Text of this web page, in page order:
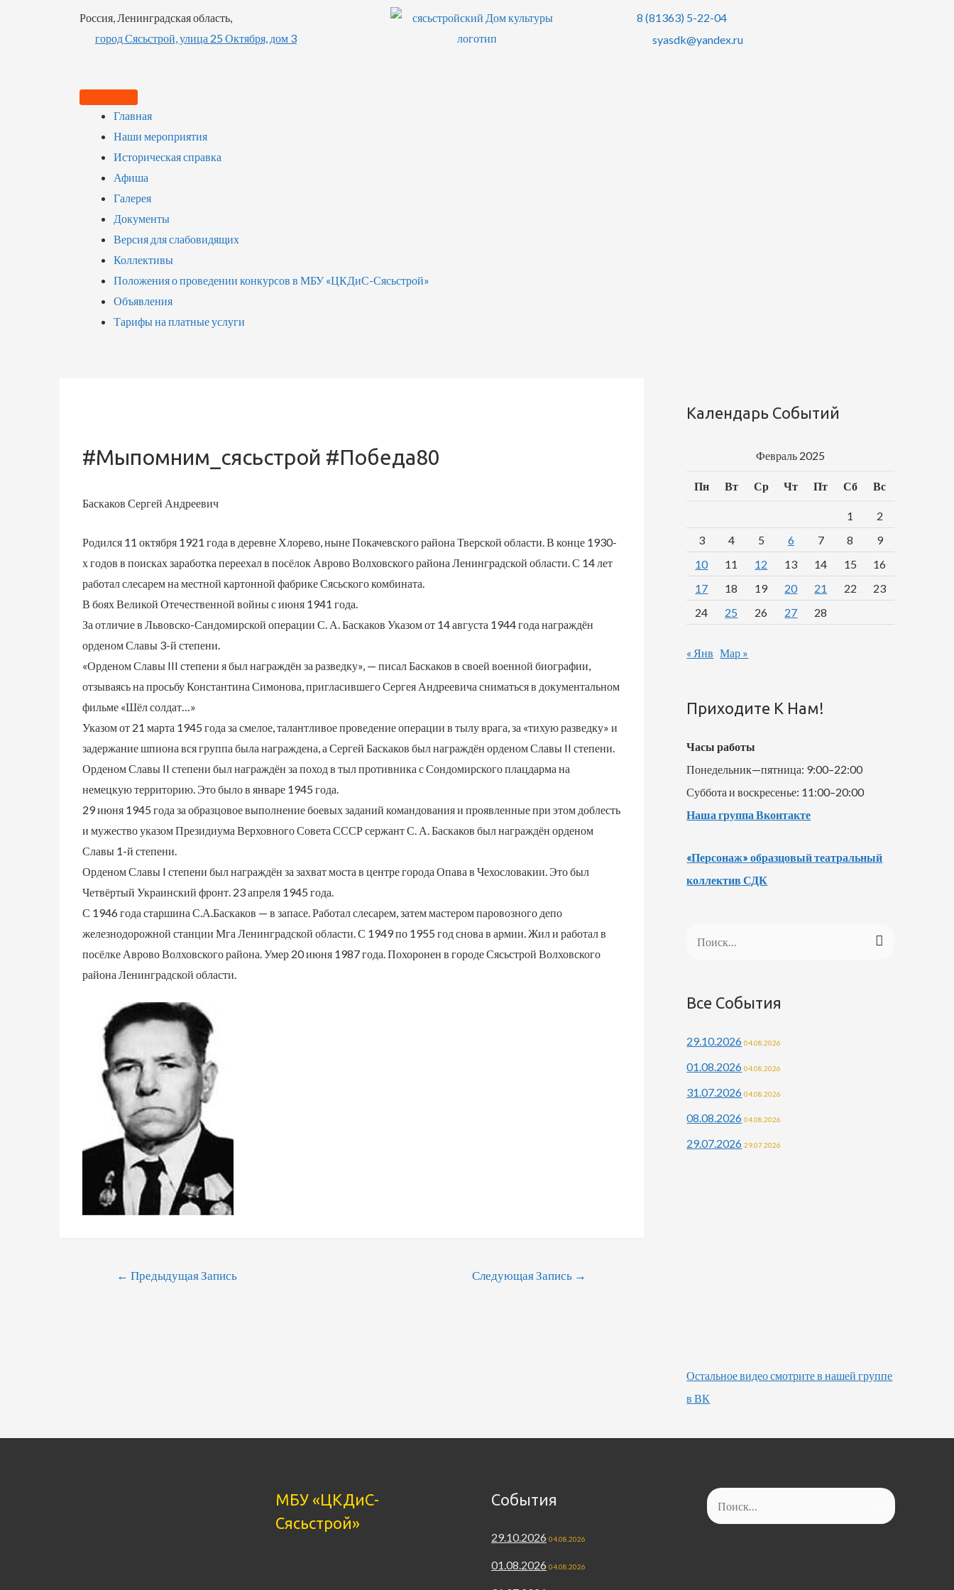
Россия, Ленинградская область,
город Сясьстрой, улица 25 Октября, дом 3
8 (81363) 5-22-04
syasdk@yandex.ru
Главная
Наши мероприятия
Историческая справка
Афиша
Галерея
Документы
Версия для слабовидящих
Коллективы
Положения о проведении конкурсов в МБУ «ЦКДиС-Сясьстрой»
Объявления
Тарифы на платные услуги
#мыпомним_сясьстрой #Победа80
Баскаков Сергей Андреевич
Родился 11 октября 1921 года в деревне Хлорево, ныне Покачевского района Тверской области. В конце 1930-
х годов в поисках заработка переехал в посёлок Аврово Волховского района Ленинградской области. С 14 лет
работал слесарем на местной картонной фабрике Сясьского комбината.
В боях Великой Отечественной войны с июня 1941 года.
За отличие в Львовско-Сандомирской операции С. А. Баскаков Указом от 14 августа 1944 года награждён
орденом Славы 3-й степени.
«Орденом Славы III степени я был награждён за разведку», — писал Баскаков в своей военной биографии,
отзываясь на просьбу Константина Симонова, пригласившего Сергея Андреевича сниматься в документальном
фильме «Шёл солдат…»
Указом от 21 марта 1945 года за смелое, талантливое проведение операции в тылу врага, за «тихую разведку» и
задержание шпиона вся группа была награждена, а Сергей Баскаков был награждён орденом Славы II степени.
Орденом Славы II степени был награждён за поход в тыл противника с Сондомирского плацдарма на
немецкую территорию. Это было в январе 1945 года.
29 июня 1945 года за образцовое выполнение боевых заданий командования и проявленные при этом доблесть
и мужество указом Президиума Верховного Совета СССР сержант С. А. Баскаков был награждён орденом
Славы 1-й степени.
Орденом Славы I степени был награждён за захват моста в центре города Опава в Чехословакии. Это был
Четвёртый Украинский фронт. 23 апреля 1945 года.
С 1946 года старшина С.А.Баскаков — в запасе. Работал слесарем, затем мастером паровозного депо
железнодорожной станции Мга Ленинградской области. С 1949 по 1955 год снова в армии. Жил и работал в
посёлке Аврово Волховского района. Умер 20 июня 1987 года. Похоронен в городе Сясьстрой Волховского
района Ленинградской области.
← Предыдущая Запись Следующая Запись →
Календарь Событий
Февраль 2025
Пн Вт Ср Чт Пт Сб Вс
1
2
3
4 5 6 7 8
9
10
11 12 13 14 15
16
17
18 19 20 21 22
23
24
25 26 27 28
« Янв Мар »
Приходите К Нам!
Часы работы
Понедельник—пятница: 9:00–22:00
Суббота и воскресенье: 11:00–20:00
Наша группа Вконтакте
«Персонаж» образцовый театральный
коллектив СДК
Все События
29.10.2026 04.08.2026
01.08.2026 04.08.2026
31.07.2026 04.08.2026
08.08.2026 04.08.2026
29.07.2026 29.07.2026
Остальное видео смотрите в нашей группе
в ВК
МБУ «ЦКДиС-
Сясьстрой»
События
29.10.2026 04.08.2026
01.08.2026 04.08.2026